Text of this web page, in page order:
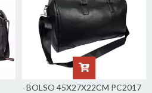
BOLSO 45X27X22CM PC2017